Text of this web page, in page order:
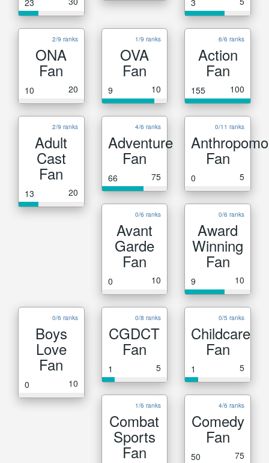
23 3
2/9 ranks
ONA
Fan
10 20
1/9 ranks
OVA
Fan
9 10
6/6 ranks
Action
Fan
155 100
2/9 ranks
Adult
Cast
Fan
13 20
4/6 ranks
Adventure
Fan
66 75
0/11 ranks
Fan
0 5
0/6 ranks
Avant
Garde
Fan
0 10
0/6 ranks
Award
Winning
Fan
9 10
0/6 ranks
Boys
Love
Fan
0 10
0/8 ranks
CGDCT
Fan
1 5
0/5 ranks
Childcare
Fan
1 5
1/6 ranks
Combat
Sports
Fan
4/6 ranks
Comedy
Fan
50 75